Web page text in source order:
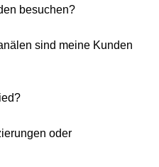
besuchen?
sind meine Kunden
oder